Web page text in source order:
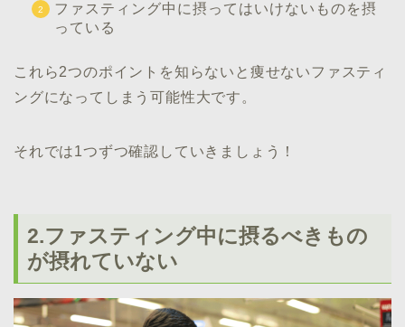
ファスティング中に摂ってはいけないものを摂
っている
これら2つのポイントを知らないと痩せないファスティ
ングになってしまう可能性大です。
それでは1つずつ確認していきましょう！
2.ファスティング中に摂るべきもの
が摂れていない